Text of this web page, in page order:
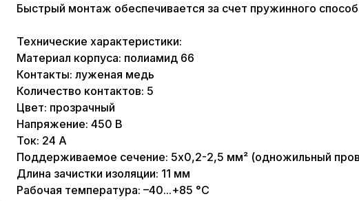
Быстрый монтаж обеспечивается за счет пружинного
Технические характеристики:
Материал корпуса: полиамид 66
Контакты: луженая медь
Количество контактов: 5
Цвет: прозрачный
Напряжение: 450 В
Ток: 24 А
Поддерживаемое сечение: 5x0,2-2,5 мм² (одножильный
Длина зачистки изоляции: 11 мм
Рабочая температура: –40...+85 °С